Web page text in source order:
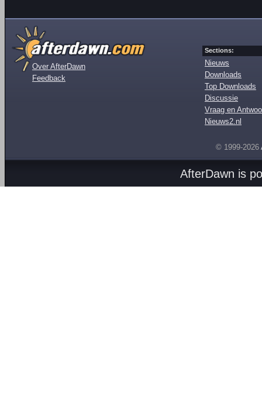
Over AfterDawn
Feedback
Sections:
Nieuws
Downloads
Top Downloads
Discussie
Vraag en
Nieuws2.nl
© 1999-2026
AfterDawn is